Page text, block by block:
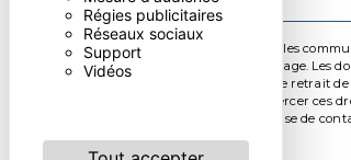
Régies publicitaires
Réseaux sociaux
Support
Vidéos
** Les données personnelles
de répondre à votre message. Les
limitation, d’opposition, de retrait
mortem. Vous pouvez exercer
pendant la période de prise de